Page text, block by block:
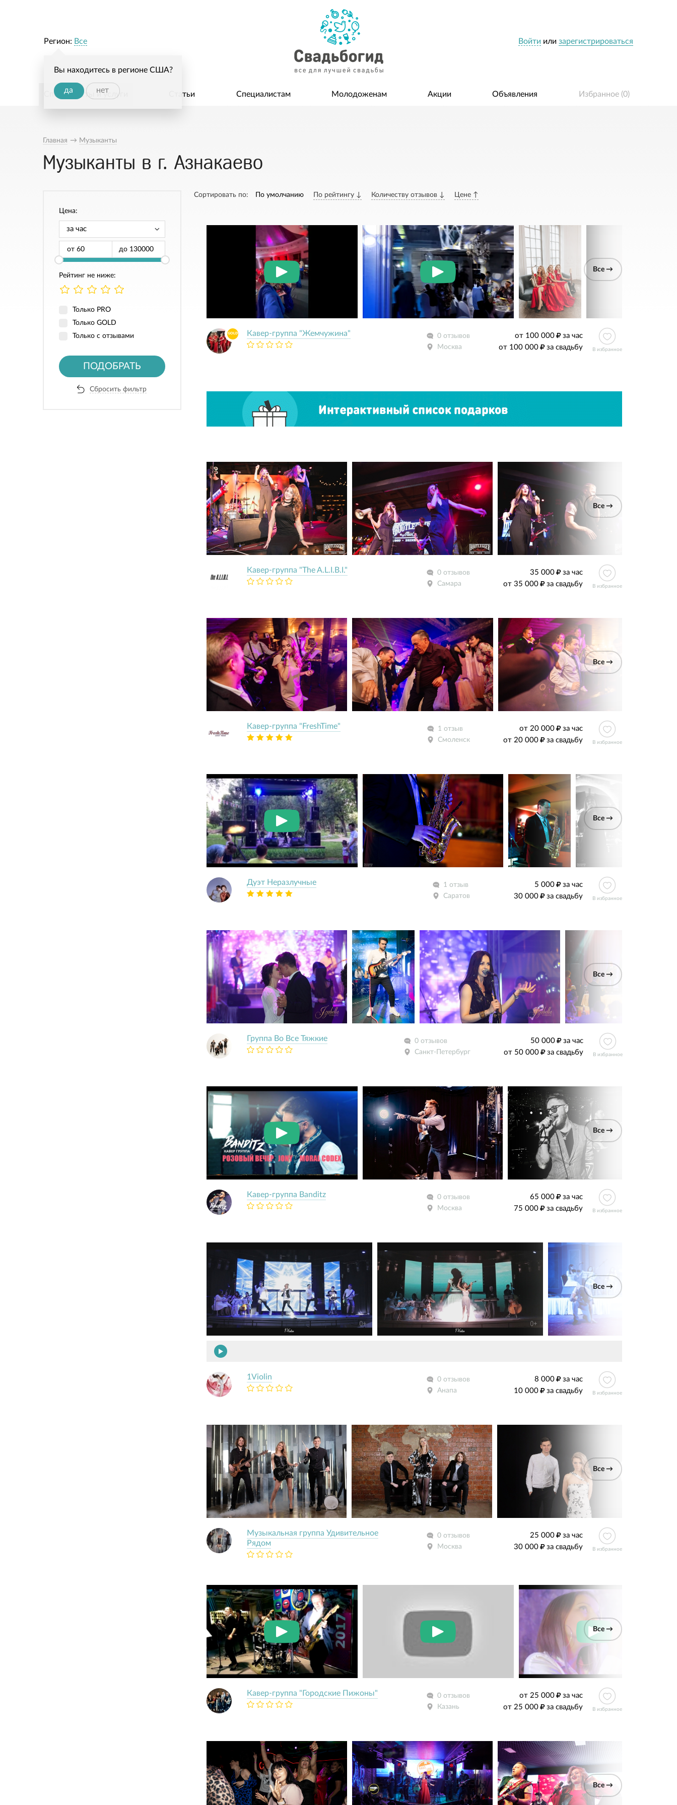
Войти или зарегистрироваться
Регион: Все
Вы находитесь в регионе США?
да нет
Специалисты и услуги Статьи Специалистам Молодоженам Акции Объявления Избранное (0)
Главная → Музыканты
Музыканты в г. Азнакаево
Цена:
от до
Рейтинг не ниже:
Только PRO
Только GOLD
Только с отзывами
ПОДОБРАТЬ
Сбросить фильтр
Сортировать по: По умолчанию По рейтингу ↓ Количеству отзывов ↓ Цене ↑
Все →
GOLD Кавер-группа "Жемчужина"
0 отзывов
Москва
от 100 000
за час
от 100 000
за свадьбу В избранное
Все →
Кавер-группа "The A.L.I.B.I."
0 отзывов
Самара
35 000
за час
от 35 000
за свадьбу В избранное
Все →
Кавер-группа "FreshTime"
1 отзыв
Смоленск
от 20 000
за час
от 20 000
за свадьбу В избранное
Все →
Дуэт Неразлучные
1 отзыв
Саратов
5 000
за час
30 000
за свадьбу В избранное
Все →
Группа Во Все Тяжкие
0 отзывов
Санкт-Петербург
50 000
за час
от 50 000
за свадьбу В избранное
Все →
Кавер-группа Banditz
0 отзывов
Москва
65 000
за час
75 000
за свадьбу В избранное
Все →
1Violin
0 отзывов
Анапа
8 000
за час
10 000
за свадьбу В избранное
Все →
Музыкальная группа Удивительное
Рядом
0 отзывов
Москва
25 000
за час
30 000
за свадьбу В избранное
Все →
Кавер-группа "Городские Пижоны"
0 отзывов
Казань
от 25 000
за час
от 25 000
за свадьбу В избранное
Все →